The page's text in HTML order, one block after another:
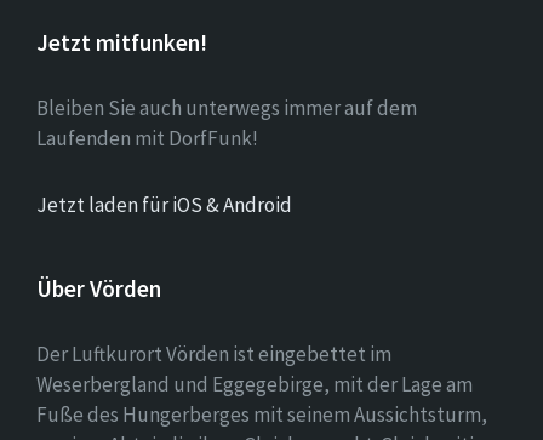
Jetzt mitfunken!
Bleiben Sie auch unterwegs immer auf dem
Laufenden mit DorfFunk!
Jetzt laden für iOS & Android
Über Vörden
Der Luftkurort Vörden ist eingebettet im
Weserbergland und Eggegebirge, mit der Lage am
Fuße des Hungerberges mit seinem Aussichtsturm,